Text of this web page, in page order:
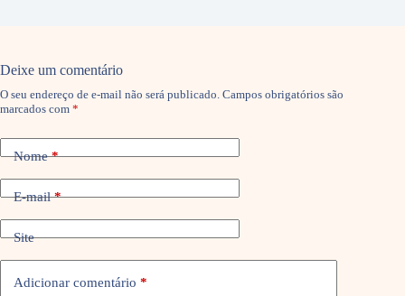
Deixe um comentário
O seu endereço de e-mail não será publicado. Campos obrigatórios são
marcados com *
Nome*
E-mail*
Site
Adicionar comentário *